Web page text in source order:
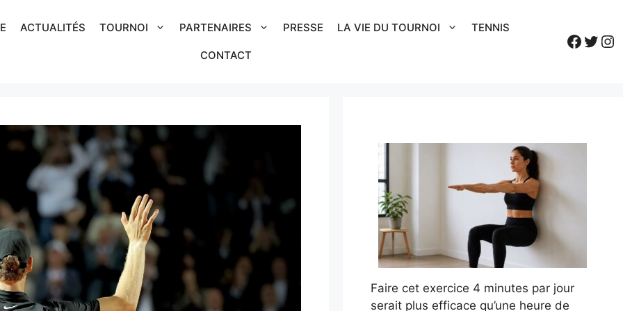
ACTUALITÉS TOURNOI PARTENAIRES PRESSE LA VIE DU TOURNOI TENNIS
CONTACT
Faire cet exercice 4 minutes par jour
serait plus efficace qu’une heure de